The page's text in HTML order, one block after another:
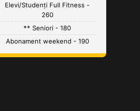
Elevi/Studenți Full Fitness -
260
** Seniori - 180
Abonament weekend - 190